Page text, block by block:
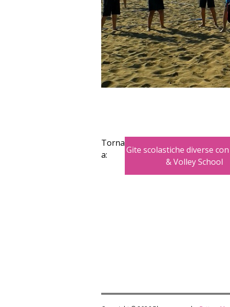
Torna
a:
Gite scolastiche diverse
& Volley School